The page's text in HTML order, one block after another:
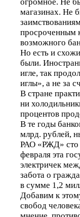
магазинах. Не
просроченным
возможного
Но есть и
были.
игле, так
иглы», а не за
В стране
ни
процентов
В те годы
млрд. рублей,
РАО «РЖД» сто
февраля эта
электричек
забота о
в сумме 1,2
Добавим к
свобод